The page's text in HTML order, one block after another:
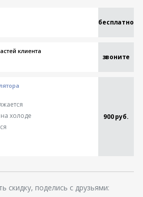
бесплатно
клиента
звоните
холоде
900 руб.
скидку, поделись с друзьями: